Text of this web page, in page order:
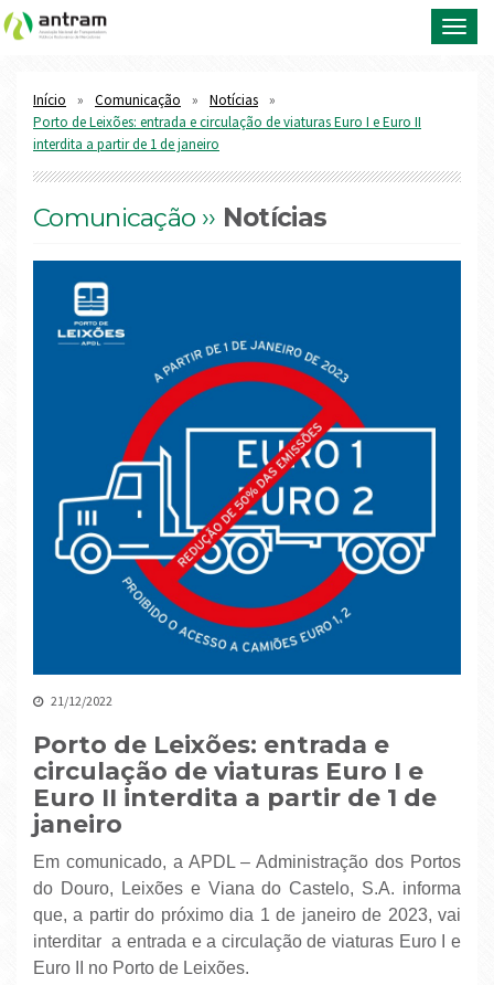
Início Comunicação
Notícias
Porto de Leixões: entrada e circulação de viaturas Euro I e Euro II
interdita a partir de 1 de janeiro
Comunicação ›› Notícias
21/12/2022
Porto de Leixões: entrada e
circulação de viaturas Euro I e
Euro II interdita a partir de 1 de
janeiro
Em comunicado, a APDL – Administração dos Portos
do Douro, Leixões e Viana do Castelo, S.A. informa
que, a partir do próximo dia 1 de janeiro de 2023, vai
interditar a entrada e a circulação de viaturas Euro I e
Euro II no Porto de Leixões.